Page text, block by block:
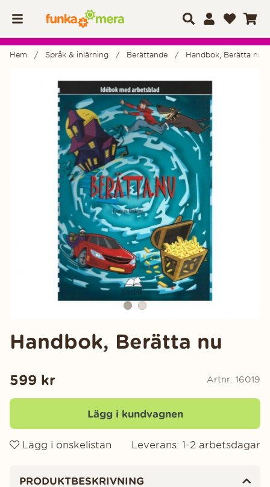
Hem Språk & inlärning Berättande Handbok, Berätta nu
Handbok, Berätta nu
599 kr Artnr: 16019
Lägg i kundvagnen
Lägg i önskelistan Leverans: 1-2 arbetsdagar
PRODUKTBESKRIVNING